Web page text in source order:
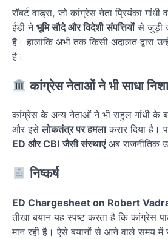
रॉबर्ट वाड्रा, जो कांग्रेस नेता प्रियंका
ईडी ने भूमि सौदे और विदेशी संपत्तियोंसे जुड़ी
है। हालांकि अभी तक किसी अदालत द्वारा
है।
कांग्रेस नेताओं ने भी साधा
कांग्रेस के अन्य नेताओं ने भी राहुल गांधी के
और इसेलोकतंत्र पर हमलाकरार दिया है।
ED और CBI जैसी संस्थाएंअब राजनीतिक
निष्कर्ष
ED Chargesheet on Robert
तीखा बयान यह स्पष्ट करता है कि कांग्रेस
मान रही है। ऐसे बयानों से आने वाले समय में